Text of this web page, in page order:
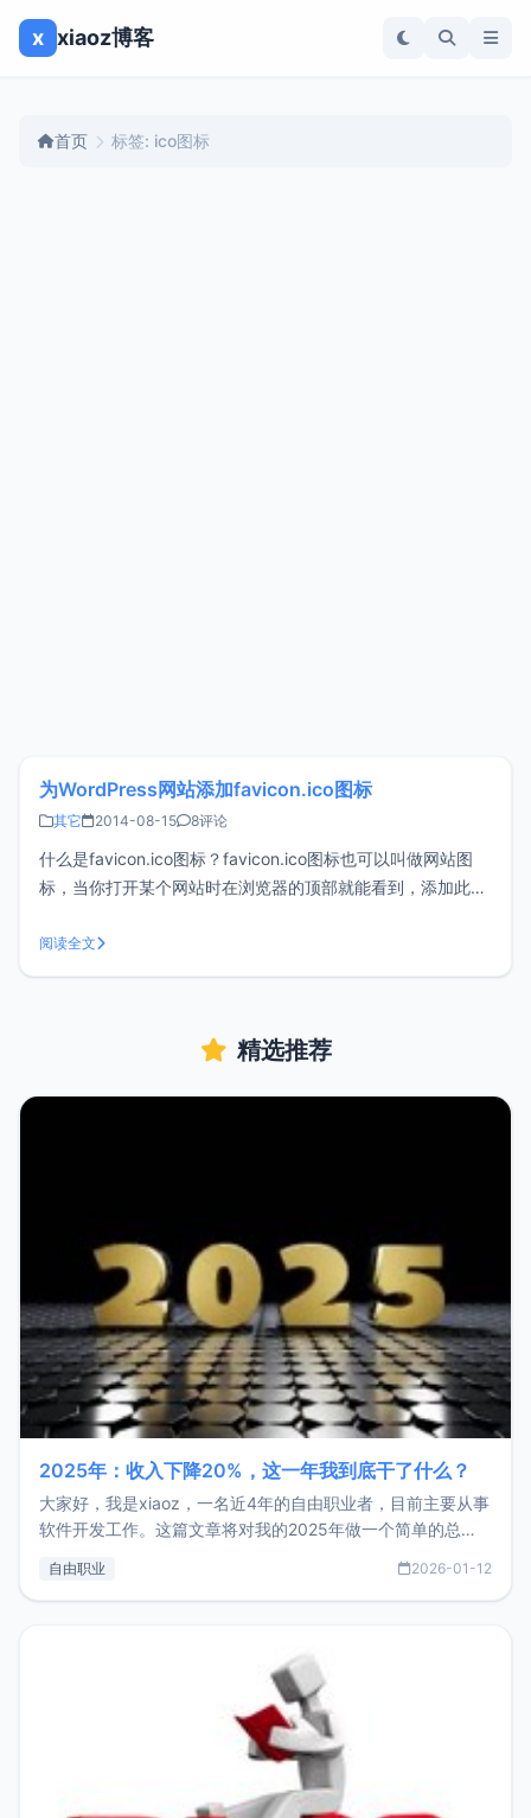
x xiaoz博客
首页 标签: ico图标
为WordPress网站添加favicon.ico图标
其它 2014-08-15 8评论
什么是favicon.ico图标？favicon.ico图标也可以叫做网站图
标，当你打开某个网站时在浏览器的顶部就能看到，添加此图
还没添加网站图标的童鞋赶紧试试吧。 favicon.ico图标一、
找一张自己喜欢的图片，通过相关图片制作工具，将像素
阅读全文
精选推荐
2025年：收入下降20%，这一年我到底干了什么？
大家好，我是xiaoz，一名近4年的自由职业者，目前主要从事
软件开发工作。这篇文章将对我的2025年做一个简单的总
收入下降20%，但却过得很充实，2026年不求突破，但求保
自由职业 2026-01-12